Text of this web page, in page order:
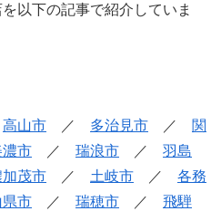
以下の記事で紹介していま
高山市 ／ 多治見市 ／ 関
濃市 ／ 瑞浪市 ／ 羽島
加茂市 ／ 土岐市 ／ 各務
県市 ／ 瑞穂市 ／ 飛騨